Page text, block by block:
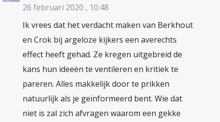
26 februari 2020 , 10:48
Ik vrees dat het verdacht maken van Berkhout
en Crok bij argeloze kijkers een averechts
effect heeft gehad. Ze kregen uitgebreid de
kans hun ideeën te ventileren en kritiek te
pareren. Alles makkelijk door te prikken
natuurlijk als je geïnformeerd bent. Wie dat
niet is zal zich afvragen waarom een gekke